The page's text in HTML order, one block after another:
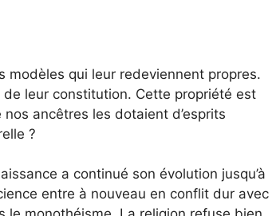
modèles qui leur redeviennent propres.
leur constitution. Cette propriété est
ancêtres les dotaient d’esprits
?
a continué son évolution jusqu’à
entre à nouveau en conflit dur avec